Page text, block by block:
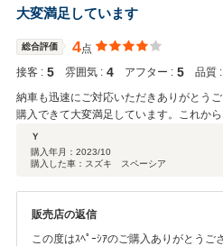
よろしくお願いいたします。
大変満足しています
総合評価 4点
接客 : 5 雰囲気 : 4 アフター : 5 品質 :
納車も迅速にご対応いただきありがとう
購入できて大変満足しています。これか
Ｙ
購入年月： 2023/10
購入した車：スズキ スペーシア
販売店の返信
この度はｽﾍﾟｰｼｱのご購入ありがとうご